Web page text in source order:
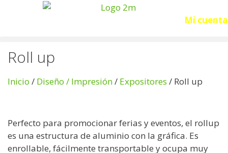
Mi cuenta
Roll up
Inicio / Diseño / Impresión/ Expositores / Roll up
Perfecto para promocionar ferias y eventos, el rollup
es una estructura de aluminio con la gráfica. Es
enrollable, fácilmente transportable y ocupa muy